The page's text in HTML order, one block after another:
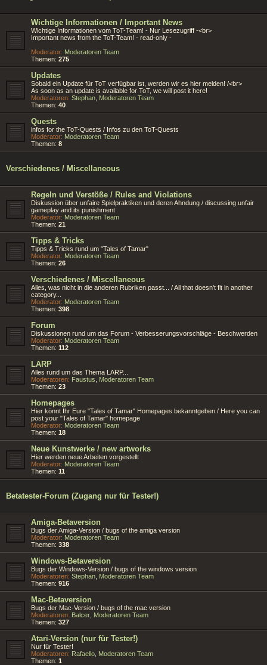
Wichtige Informationen / Important News
Wichtige Informationen vom ToT-Team! - Nur Lesezugriff -<br>
Important news from the ToT-Team! - read-only -
Moderator: Moderatoren Team
Themen: 275
Updates
Sobald ein Update für ToT verfügbar ist, werden wir es hier melden! /<br>
As soon as an update is available for ToT, we will post it here!
Moderatoren: Stephan Moderatoren Team
Themen: 40
Quests
infos for the ToT-Quests / Infos zu den ToT-Quests
Moderator: Moderatoren Team
Themen: 8
Verschiedenes / Miscellaneous
Regeln und Verstöße / Rules and Violations
Diskussion über unfaire Spielpraktiken und deren Ahndung / discussing unfair
gameplay and its punishment
Moderator: Moderatoren Team
Themen: 21
Tipps & Tricks
Tipps & Tricks rund um "Tales of Tamar"
Moderator: Moderatoren Team
Themen: 26
Verschiedenes / Miscellaneous
Alles, was nicht in die anderen Rubriken passt... / All that doesn't fit in another
category...
Moderator: Moderatoren Team
Themen: 398
Forum
Diskussionen rund um das Forum - Verbesserungsvorschläge - Beschwerden
Moderator: Moderatoren Team
Themen: 112
LARP
Alles rund um das Thema LARP...
Moderatoren: Faustus
Moderatoren Team
Themen: 23
Homepages
Hier könnt Ihr Eure "Tales of Tamar" Homepages bekanntgeben / Here you can
post your "Tales of Tamar" homepage
Moderator: Moderatoren Team
Themen: 18
Neue Kunstwerke / new artworks
Hier werden neue Arbeiten vorgestellt
Moderator: Moderatoren Team
Themen: 11
Betatester-Forum (Zugang nur für Tester!)
Amiga-Betaversion
Bugs der Amiga-Version / bugs of the amiga version
Moderator: Moderatoren Team
Themen: 338
Windows-Betaversion
Bugs der Windows-Version / bugs of the windows version
Moderatoren: Stephan Moderatoren Team
Themen: 916
Mac-Betaversion
Bugs der Mac-Version / bugs of the mac version
Moderatoren: Balcer Moderatoren Team
Themen: 327
Atari-Version (nur für Tester!)
Nur für Tester!
Moderatoren: Rafaello Moderatoren Team
Themen: 1